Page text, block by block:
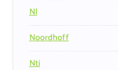
Nl
Noordhoff
Nti